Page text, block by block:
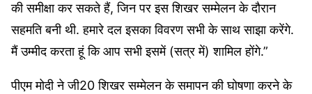
की समीक्षा कर सकते हैं, जिन पर इस शिखर सम्मेलन के दौरान
सहमति बनी थी. हमारे दल इसका विवरण सभी के साथ साझा करेंगे.
मैं उम्मीद करता हूं कि आप सभी इसमें (सत्र में) शामिल होंगे.”
पीएम मोदी ने जी20 शिखर सम्मेलन के समापन की घोषणा करने के